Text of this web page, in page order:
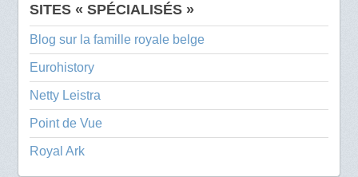
SITES « SPÉCIALISÉS »
Blog sur la famille royale belge
Eurohistory
Netty Leistra
Point de Vue
Royal Ark